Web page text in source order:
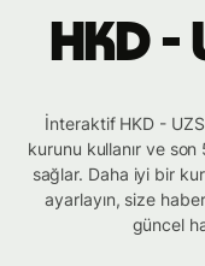
HKD
İnteraktif HKD -
kurunu kullanır ve
sağlar. Daha iyi bir
ayarlayın, size
güncel